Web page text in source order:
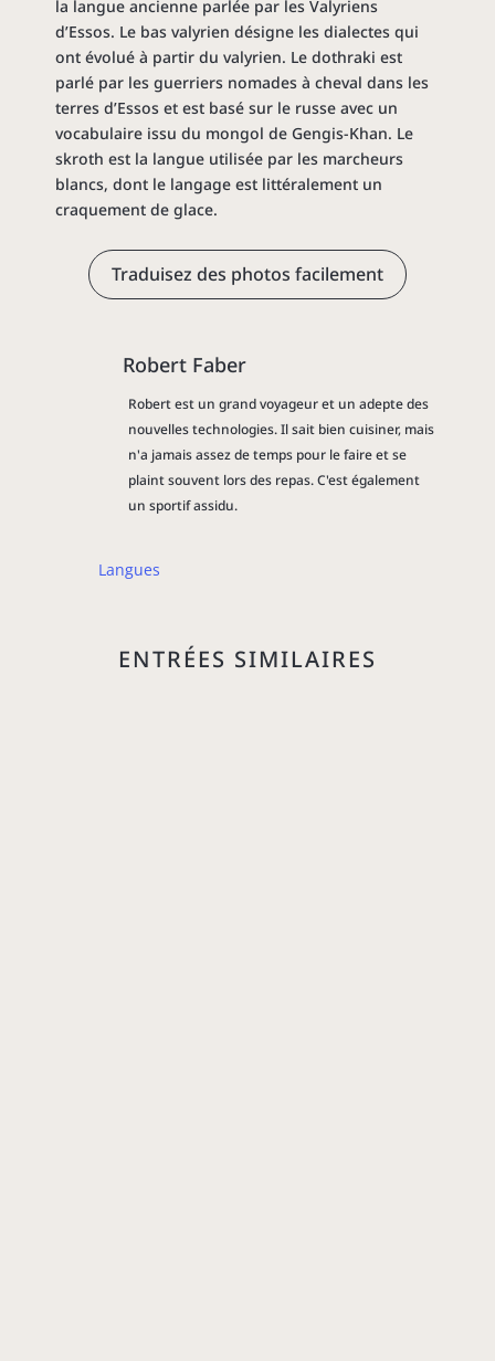
la langue ancienne parlée par les Valyriens
d’Essos. Le bas valyrien désigne les dialectes qui
ont évolué à partir du valyrien. Le dothraki est
parlé par les guerriers nomades à cheval dans les
terres d’Essos et est basé sur le russe avec un
vocabulaire issu du mongol de Gengis-Khan. Le
skroth est la langue utilisée par les marcheurs
blancs, dont le langage est littéralement un
craquement de glace.
Traduisez des photos facilement
Robert Faber
Robert est un grand voyageur et un adepte des
nouvelles technologies. Il sait bien cuisiner, mais
n'a jamais assez de temps pour le faire et se
plaint souvent lors des repas. C'est également
un sportif assidu.
Langues
ENTRÉES SIMILAIRES